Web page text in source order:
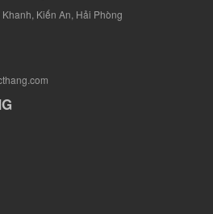
Kiến An, Hải Phòng